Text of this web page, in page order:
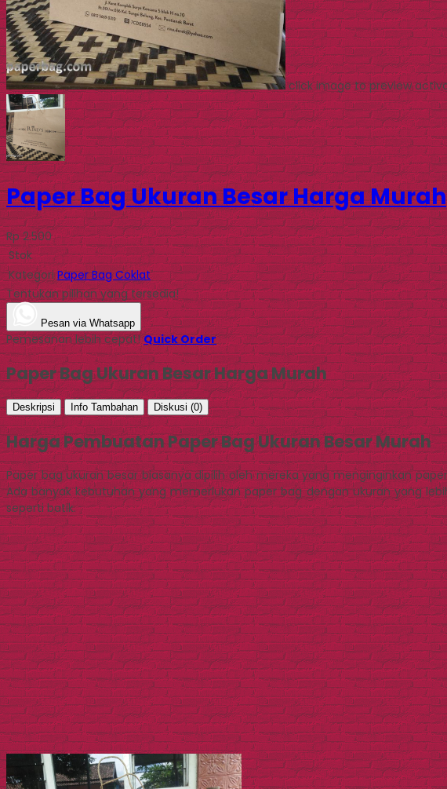
click image to preview
Paper Bag Ukuran Besar Harga Murah
Rp 2.500
Stok
Kategori Paper Bag Coklat
Tentukan pilihan yang tersedia!
Pesan via Whatsapp
Pemesanan lebih cepat!Quick Order
Paper Bag Ukuran Besar Harga Murah
Deskripsi Info Tambahan Diskusi (0)
Harga Pembuatan Paper Bag Ukuran Besar Murah
Paper bag ukuran besar biasanya dipilih oleh mereka yang menginginkan
Ada banyak kebutuhan yang memerlukan paper bag dengan ukuran yang
seperti batik.